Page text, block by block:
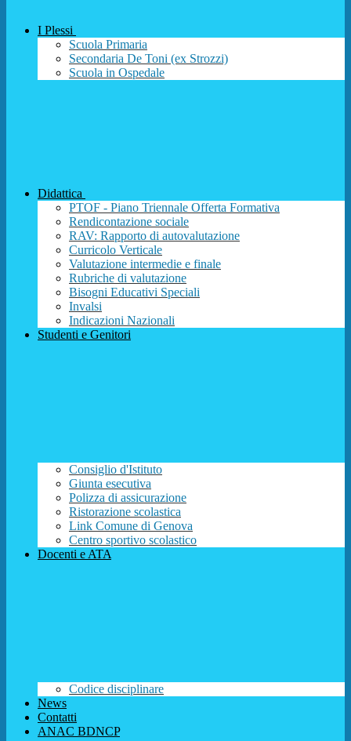
I Plessi
Scuola Primaria
Secondaria De Toni (ex Strozzi)
Scuola in Ospedale
Didattica
PTOF - Piano Triennale Offerta Formativa
Rendicontazione sociale
RAV: Rapporto di autovalutazione
Curricolo Verticale
Valutazione intermedie e finale
Rubriche di valutazione
Bisogni Educativi Speciali
Invalsi
Indicazioni Nazionali
Studenti e Genitori
Consiglio d'Istituto
Giunta esecutiva
Polizza di assicurazione
Ristorazione scolastica
Link Comune di Genova
Centro sportivo scolastico
Docenti e ATA
Codice disciplinare
News
Contatti
ANAC BDNCP